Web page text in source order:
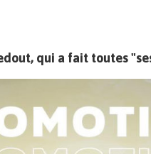
qui a fait toutes